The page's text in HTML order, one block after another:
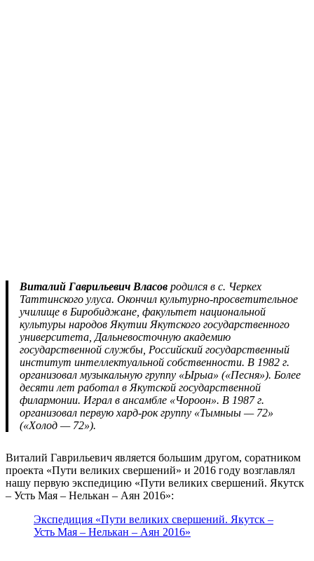
Виталий Гаврильевич Власов родился в с. Черкех
Таттинского улуса. Окончил культурно-просветительное
училище в Биробиджане, факультет национальной
культуры народов Якутии Якутского государственного
университета, Дальневосточную академию
государственной службы, Российский государственный
институт интеллектуальной собственности. В 1982 г.
организовал музыкальную группу «Ырыа» («Песня»). Более
десяти лет работал в Якутской государственной
филармонии. Играл в ансамбле «Чороон». В 1987 г.
организовал первую хард-рок группу «Тымныы — 72»
(«Холод — 72»).
Виталий Гаврильевич является большим другом, соратником
проекта «Пути великих свершений» и 2016 году возглавлял
нашу первую экспедицию «Пути великих свершений. Якутск
– Усть Мая – Нелькан – Аян 2016»:
Экспедиция «Пути великих свершений. Якутск –
Усть Мая – Нелькан – Аян 2016»